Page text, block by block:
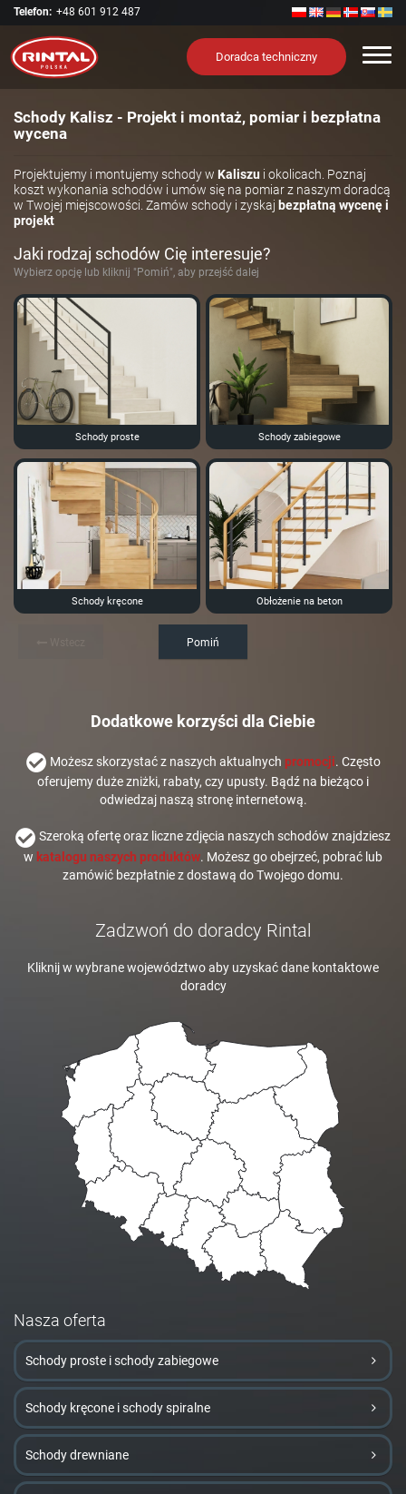
Telefon: +48 601 912 487
Doradca techniczny
Schody Kalisz - Projekt i montaż, pomiar i bezpłatna
wycena
Projektujemy i montujemy schody w Kaliszu i okolicach. Poznaj
koszt wykonania schodów i umów się na pomiar z naszym doradcą
w Twojej miejscowości. Zamów schody i zyskaj bezpłatną wycenę i
projekt
Jaki rodzaj schodów Cię interesuje?
Wybierz opcję lub kliknij "Pomiń", aby przejść dalej
Schody proste Schody zabiegowe
Schody kręcone Obłożenie na beton
Pomiń
Dodatkowe korzyści dla Ciebie
Możesz skorzystać z naszych aktualnych promocji. Często
oferujemy duże zniżki, rabaty, czy upusty. Bądź na bieżąco i
odwiedzaj naszą stronę internetową.
Szeroką ofertę oraz liczne zdjęcia naszych schodów znajdziesz
w katalogu naszych produktów. Możesz go obejrzeć, pobrać lub
zamówić bezpłatnie z dostawą do Twojego domu.
Zadzwoń do doradcy Rintal
Kliknij w wybrane województwo aby uzyskać dane kontaktowe
doradcy
Nasza oferta
Schody proste i schody zabiegowe
Schody kręcone i schody spiralne
Schody drewniane